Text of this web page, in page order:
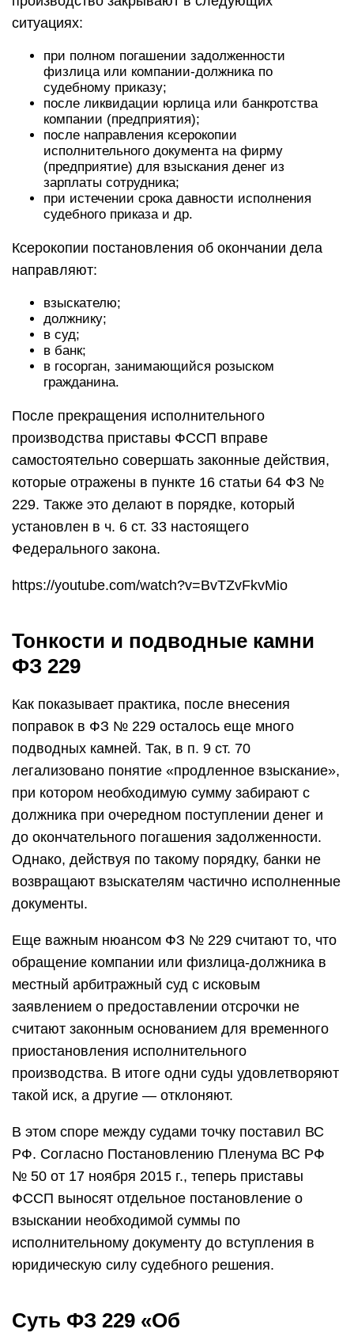
ситуациях:
при полном погашении задолженности
физлица или компании-должника по
судебному приказу;
после ликвидации юрлица или банкротства
компании (предприятия);
после направления ксерокопии
исполнительного документа на фирму
(предприятие) для взыскания денег из
зарплаты сотрудника;
при истечении срока давности исполнения
судебного приказа и др.
Ксерокопии постановления об окончании дела
направляют:
взыскателю;
должнику;
в суд;
в банк;
в госорган, занимающийся розыском
гражданина.
После прекращения исполнительного
производства приставы ФССП вправе
самостоятельно совершать законные действия,
которые отражены в пункте 16 статьи 64 ФЗ №
229. Также это делают в порядке, который
установлен в ч. 6 ст. 33 настоящего
Федерального закона.
https://youtube.com/watch?v=BvTZvFkvMio
Тонкости и подводные камни
ФЗ 229
Как показывает практика, после внесения
поправок в ФЗ № 229 осталось еще много
подводных камней. Так, в п. 9 ст. 70
легализовано понятие «продленное взыскание»,
при котором необходимую сумму забирают с
должника при очередном поступлении денег и
до окончательного погашения задолженности.
Однако, действуя по такому порядку, банки не
возвращают взыскателям частично исполненные
документы.
Еще важным нюансом ФЗ № 229 считают то, что
обращение компании или физлица-должника в
местный арбитражный суд с исковым
заявлением о предоставлении отсрочки не
считают законным основанием для временного
приостановления исполнительного
производства. В итоге одни суды удовлетворяют
такой иск, а другие — отклоняют.
В этом споре между судами точку поставил ВС
РФ. Согласно Постановлению Пленума ВС РФ
№ 50 от 17 ноября 2015 г., теперь приставы
ФССП выносят отдельное постановление о
взыскании необходимой суммы по
исполнительному документу до вступления в
юридическую силу судебного решения.
Суть ФЗ 229 «Об